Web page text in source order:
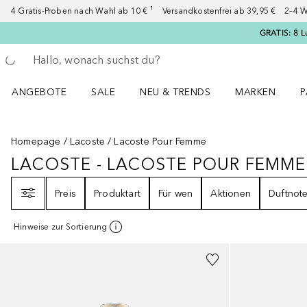
4 Gratis-Proben nach Wahl ab 10 € ¹ Versandkostenfrei ab 39,95 € 2–4
GRATIS: 8
Gehe zurück
Suche ausführen
ANGEBOTE
SALE
NEU & TRENDS
MARKEN
Homepage Lacoste Lacoste Pour Femme
LACOSTE - LACOSTE POUR
LACOSTE - LACOSTE POUR FEMME
Preis
Produktart Für wen Aktionen Duftnote
Hinweise zur Sortierung